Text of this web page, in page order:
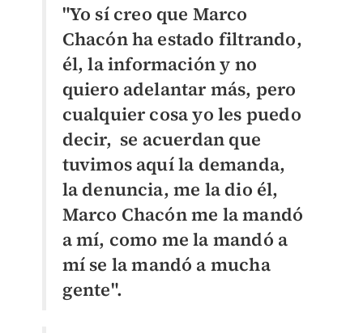
"Yo sí creo que Marco
Chacón ha estado filtrando,
él, la información y no
quiero adelantar más, pero
cualquier cosa yo les puedo
decir, se acuerdan que
tuvimos aquí la demanda,
la denuncia, me la dio él,
Marco Chacón me la mandó
a mí, como me la mandó a
mí se la mandó a mucha
gente".